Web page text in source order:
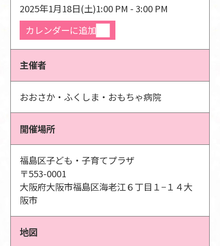
2025年1月18日(土)1:00 PM - 3:00 PM
カレンダーに追加
主催者
おおさか・ふくしま・おもちゃ病院
開催場所
福島区子ども・子育てプラザ
〒553-0001
大阪府大阪市福島区海老江６丁目１−１４大
阪市
地図